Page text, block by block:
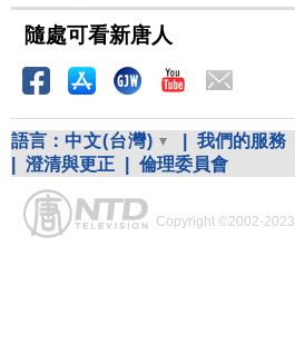
隨處可看新唐人
語言： 中文(台灣) 我們的服務
澄清與更正 倫理委員會
Copyright ©2002-2023